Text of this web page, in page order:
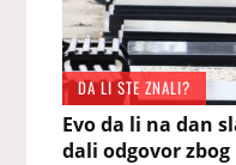
DA LI STE ZNALI?
Evo da li na dan
dali odgovor